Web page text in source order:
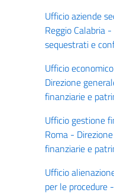
Ufficio aziende
Reggio Calabria
sequestrati e
Ufficio
Direzione
finanziarie e
Ufficio gestione
Roma -
finanziarie e
Ufficio
per le procedure